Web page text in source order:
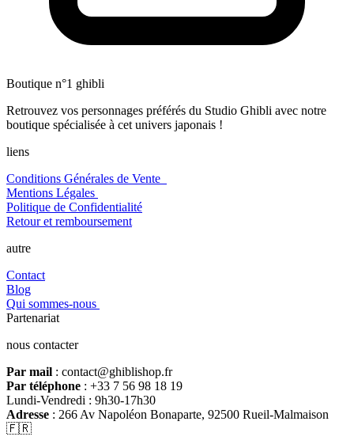
Boutique n°1 ghibli
Retrouvez vos personnages préférés du Studio Ghibli avec notre
boutique spécialisée à cet univers japonais !
liens
Conditions Générales de Vente
Mentions Légales
Politique de Confidentialité
Retour et remboursement
autre
Contact
Blog
Qui sommes-nous
Partenariat
nous contacter
Par mail : contact@ghiblishop.fr
Par téléphone : +33 7 56 98 18 19
Lundi-Vendredi : 9h30-17h30
Adresse : 266 Av Napoléon Bonaparte, 92500 Rueil-Malmaison
🇫🇷